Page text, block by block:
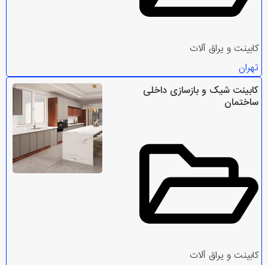
کابینت و یراق آلات
تهران
کابینت شیک و بازسازی داخلی
ساختمان
کابینت و یراق آلات